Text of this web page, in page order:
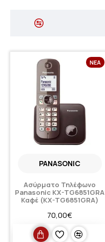
ΝΈΑ
PANASONIC
Ασύρματο Τηλέφωνο
Panasonic KX-TG6851GRA
Καφέ (KX-TG6851GRA)
70,00€